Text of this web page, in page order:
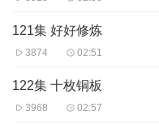
121集 好好修炼
3874 02:51
122集 十枚铜板
3968 02:57